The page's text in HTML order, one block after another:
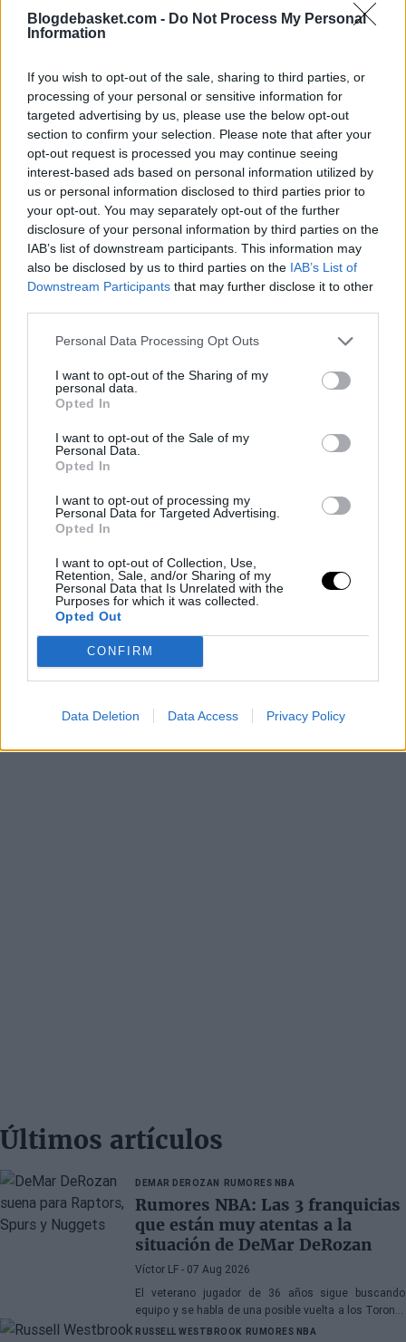
Blogdebasket.com - Do Not Process My Personal
Information
If you wish to opt-out of the sale, sharing to third parties, or
processing of your personal or sensitive information for
targeted advertising by us, please use the below opt-out
section to confirm your selection. Please note that after your
opt-out request is processed you may continue seeing
interest-based ads based on personal information utilized by
us or personal information disclosed to third parties prior to
your opt-out. You may separately opt-out of the further
disclosure of your personal information by third parties on the
IAB’s list of downstream participants. This information may
also be disclosed by us to third parties on the IAB’s List of
Downstream Participants that may further disclose it to other
Personal Data Processing Opt Outs
I want to opt-out of the Sharing of my
personal data.
Opted In
I want to opt-out of the Sale of my
Personal Data.
Opted In
I want to opt-out of processing my
Personal Data for Targeted Advertising.
Opted In
I want to opt-out of Collection, Use,
Retention, Sale, and/or Sharing of my
Personal Data that Is Unrelated with the
Purposes for which it was collected.
Opted Out
CONFIRM
Data Deletion Data Access Privacy Policy
Entre otras cosas, Simpson destaca por su
envergadura (220 centímetros), versatilidad bajo los
tableros y sus numerosos recursos ofensivos
cuales le ayudaron a convertirse en el MVP de la liga de
Israel en 2014, antes de hacer las maletas rumbo a su
primera experiencia en el equipo madrileño.
En Liga Endesa promedió 9.0 puntos, 5.0 rebotes y 11.0
créditosde valoración antes de regresar a las filas del
Ironi Nes Ziona, club que abandonó este pasado mes de
febrero.
Xavi Rey y Juancho Hernángomez
, el juego interior de
clasificación con tan solo cuatro victorias.
Últimos artículos
DEMAR DEROZAN RUMORES NBA
Rumores NBA: Las 3 franquicias
que están muy atentas a la
situación de DeMar DeRozan
Víctor LF - 07 Aug 2026
El veterano jugador de 36 años sigue buscando
equipo y se habla de una posible vuelta a los Toronto
Raptors o San Antonio Spurs, mientras Denver
RUSSELL WESTBROOK RUMORES NBA